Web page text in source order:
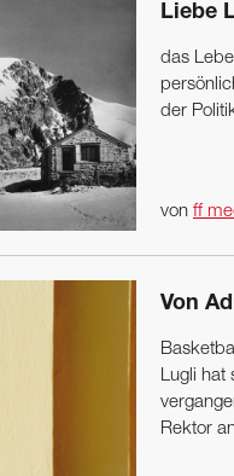
Liebe
das
der
von ff
Von
Lugli
Rektor